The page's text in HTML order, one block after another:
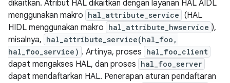
dikaitkan. Atribut HAL dikaitkan dengan layanan HAL AIDL
menggunakan makro hal_attribute_service (HAL
HIDL menggunakan makro hal_attribute_hwservice ),
misalnya, hal_attribute_service(hal_foo,
hal_foo_service) . Artinya, proses hal_foo_client
dapat mengakses HAL, dan proses hal_foo_server
dapat mendaftarkan HAL. Penerapan aturan pendaftaran